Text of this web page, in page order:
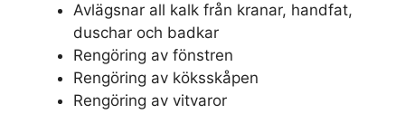
Avlägsnar all kalk från kranar, handfat,
duschar och badkar
Rengöring av fönstren
Rengöring av köksskåpen
Rengöring av vitvaror